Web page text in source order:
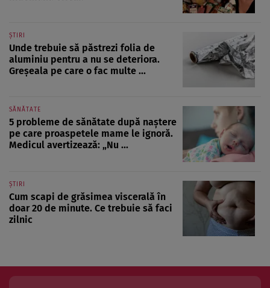
ȘTIRI
Unde trebuie să păstrezi folia de
aluminiu pentru a nu se deteriora.
Greșeala pe care o fac multe ...
SĂNĂTATE
5 probleme de sănătate după naștere
pe care proaspetele mame le ignoră.
Medicul avertizează: „Nu ...
ȘTIRI
Cum scapi de grăsimea viscerală în
doar 20 de minute. Ce trebuie să faci
zilnic